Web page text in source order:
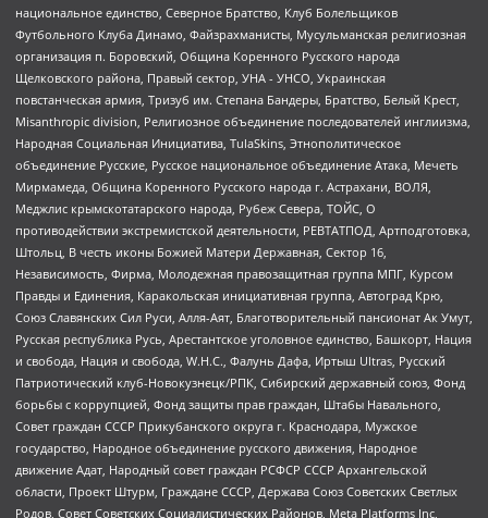
национальное единство, Северное Братство, Клуб Болельщиков
Футбольного Клуба Динамо, Файзрахманисты, Мусульманская религиозная
организация п. Боровский, Община Коренного Русского народа
Щелковского района, Правый сектор, УНА - УНСО, Украинская
повстанческая армия, Тризуб им. Степана Бандеры, Братство, Белый Крест,
Misanthropic division, Религиозное объединение последователей инглиизма,
Народная Социальная Инициатива, TulaSkins, Этнополитическое
объединение Русские, Русское национальное объединение Атака, Мечеть
Мирмамеда, Община Коренного Русского народа г. Астрахани, ВОЛЯ,
Меджлис крымскотатарского народа, Рубеж Севера, ТОЙС, О
противодействии экстремистской деятельности, РЕВТАТПОД, Артподготовка,
Штольц, В честь иконы Божией Матери Державная, Сектор 16,
Независимость, Фирма, Молодежная правозащитная группа МПГ, Курсом
Правды и Единения, Каракольская инициативная группа, Автоград Крю,
Союз Славянских Сил Руси, Алля-Аят, Благотворительный пансионат Ак Умут,
Русская республика Русь, Арестантское уголовное единство, Башкорт, Нация
и свобода, Нация и свобода, W.H.С., Фалунь Дафа, Иртыш Ultras, Русский
Патриотический клуб-Новокузнецк/РПК, Сибирский державный союз, Фонд
борьбы с коррупцией, Фонд защиты прав граждан, Штабы Навального,
Совет граждан СССР Прикубанского округа г. Краснодара, Мужское
государство, Народное объединение русского движения, Народное
движение Адат, Народный совет граждан РСФСР СССР Архангельской
области, Проект Штурм, Граждане СССР, Держава Союз Советских Светлых
Родов, Совет Советских Социалистических Районов, Meta Platforms Inc,